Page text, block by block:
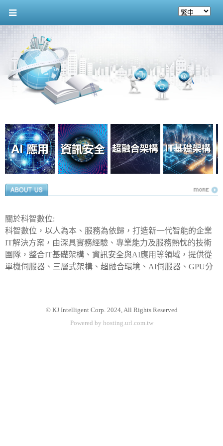
關於科智數位:
科智數位，以人為本、服務為依歸，打造新一代智能的企業
IT解決方案，由深具實務經驗、專業能力及服務熱忱的技術
團隊，整合IT基礎架構、資訊安全與AI應用等領域，提供從
單機伺服器、三層式架構、超融合環境、AI伺服器、GPU分
© KJ Intelligent Corp. 2024, All Rights Reserved
Powered by hosting.url.com.tw